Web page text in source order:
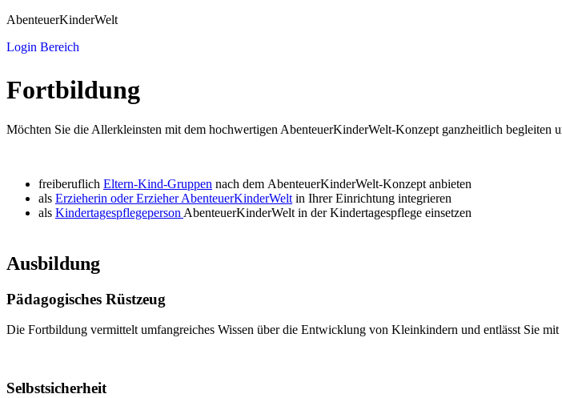
AbenteuerKinderWelt
Login Bereich
Fort­bildung
Möchten Sie die Allerkleinsten mit dem hochwertigen AbenteuerKinderWelt-Konzept ganzheitlich begleiten
freiberuflich Eltern-Kind-Gruppen nach dem AbenteuerKinderWelt-Konzept anbieten
als Erzieherin oder Erzieher AbenteuerKinderWelt in Ihrer Einrichtung integrieren
als Kindertagespflegeperson AbenteuerKinderWelt in der Kindertagespflege einsetzen
Ausbildung
Pädagogisches Rüstzeug
Die Fortbildung vermittelt umfangreiches Wissen über die Entwicklung von Kleinkindern und entlässt Sie
Selbstsicherheit